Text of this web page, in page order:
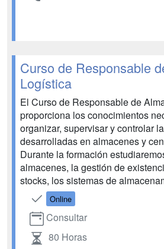
Curso de Responsable
Logística
El Curso de Responsable de
proporciona los conocimientos
organizar, supervisar y controlar
desarrolladas en almacenes y
Durante la formación
almacenes, la gestión de
stocks, los sistemas de
Online
Consultar
80 Horas